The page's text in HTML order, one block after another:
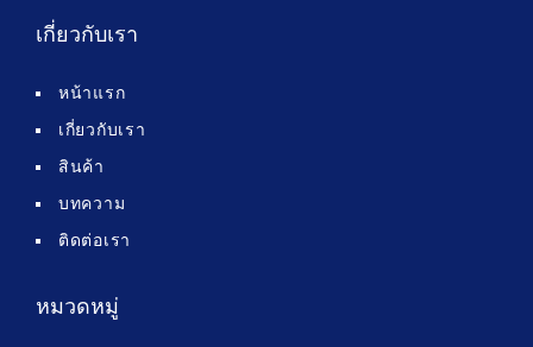
เกี่ยวกับเรา
หน้าแรก
เกี่ยวกับเรา
สินค้า
บทความ
ติดต่อเรา
หมวดหมู่